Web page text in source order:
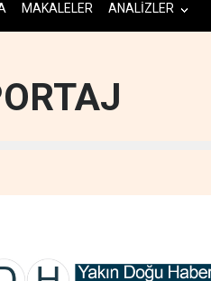
MAKALELER ANALİZLER